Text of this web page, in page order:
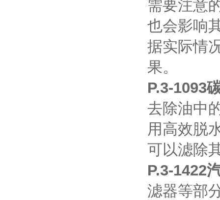
需要注意
也会影响
据实际情
果。
P.3-1093
去除油中
用高效脱
可以滤除
P.3-1422
滤器等部